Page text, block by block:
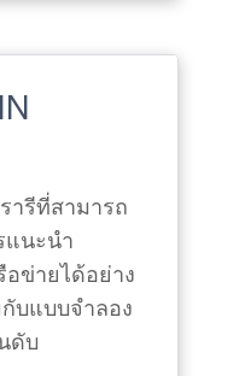
ารีที่สามารถ
แนะนำ
อข่ายได้อย่าง
บแบบจำลอง
ดับ